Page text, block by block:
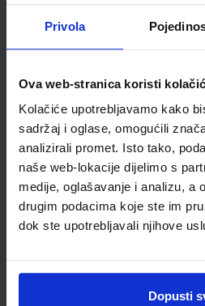
Privola
Ova web-stranica koristi
Kolačiće upotrebljavamo kako
sadržaj i oglase, omogućili
analizirali promet. Isto tako,
naše web-lokacije dijelimo s
medije, oglašavanje i analizu, a
drugim podacima koje ste im
dok ste upotrebljavali njihove
Dopusti
Autor(i):Paar Hrlec Sambolek Vadlja
ŠIFRA OMOTA:
Udžbenik
FIZIKA OKO NAS 3; zbirka
gimnazije
Autor(i):Paar Hrlec Sambolek Vadlja
DOM
CIJENA: